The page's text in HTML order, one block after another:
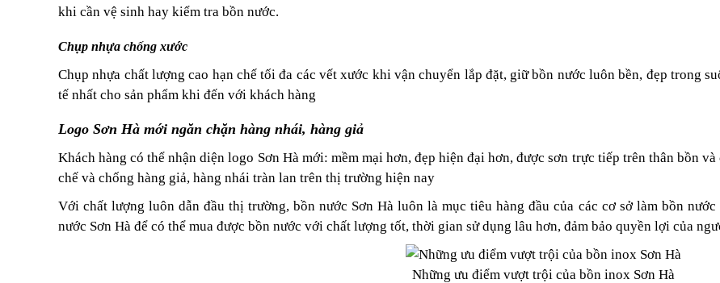
khi cần vệ sinh hay kiểm tra bồn nước.
Chụp nhựa chống xước​​
Chụp nhựa chất lượng cao hạn chế tối đa các vết xước khi vận chuyển lắp đặt, giữ bồn nước luôn bền, đẹp trong
tế nhất cho sản phẩm khi đến với khách hàng
Logo Sơn Hà mới ngăn chặn hàng nhái, hàng giả
Khách hàng có thể nhận diện logo Sơn Hà mới: mềm mại hơn, đẹp hiện đại hơn, được sơn trực tiếp trên thân bồn
chế và chống hàng giả, hàng nhái tràn lan trên thị trường hiện nay
Với chất lượng luôn dẫn đầu thị trường, bồn nước Sơn Hà luôn là mục tiêu hàng đầu của các cơ sở làm bồn
nước Sơn Hà để có thể mua được bồn nước với chất lượng tốt, thời gian sử dụng lâu hơn, đảm bảo quyền lợi của
Những ưu điểm vượt trội của bồn inox Sơn Hà